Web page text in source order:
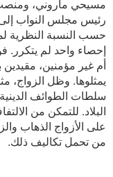
مسيحي ماروني،
رئيس مجلس النواب
حسب النسبة النظرية
إحصاء واحد لم يتكرر.
أم غير مؤمنين، مقيدين
يمثلوها. وظل
سلطات الطوائف
البلاد. للتمكن من
على الأزواج الذهاب
من تحمل تكاليف ذلك.